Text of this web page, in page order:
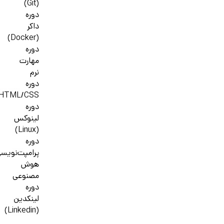
(Git)
دوره
داکر
(Docker)
دوره
مهارت
نرم
دوره
CSS
دوره
لینوکس
(Linux)
دوره
هوش
مصنوعی
دوره
لینکدین
(Linkedin)